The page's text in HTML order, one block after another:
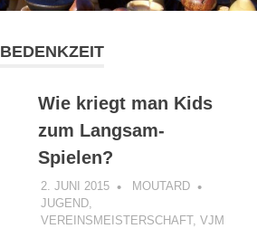
BEDENKZEIT
Wie kriegt man Kids
zum Langsam-
Spielen?
2. JUNI 2015
MOUTARD
JUGEND,
VEREINSMEISTERSCHAFT, VJM